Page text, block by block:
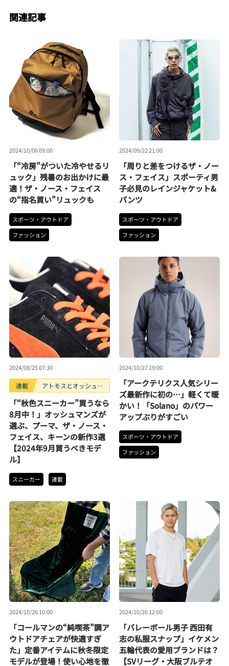
関連記事
2024/10/06 09:00
「“冷房”がついた冷やせるリ
ュック」残暑のお出かけに最
適！ザ・ノース・フェイス
の“指名買い”リュックも
スポーツ・アウトドア
ファッション
2024/09/22 21:00
「周りと差をつけるザ・ノー
ス・フェイス」スポーティ男
子必見のレインジャケット&
パンツ
スポーツ・アウトドア
ファッション
2024/08/25 07:30
連載
アトモスとオッシュマ
スニーカー3選。
「“秋色スニーカー”買うなら
8月中！」オッシュマンズが
選ぶ、プーマ、ザ・ノース・
フェイス、キーンの新作3選
【2024年9月買うべきモデ
ル】
スニーカー 連載
2024/10/27 19:00
「アークテリクス人気シリー
ズ最新作に初の…」軽くて暖
かい！「Solano」のパワー
アップぶりがすごい
スポーツ・アウトドア
ファッション
2024/10/26 10:00
「コールマンの“純喫茶”調ア
ウトドアチェアが快適すぎ
た」定番アイテムに秋冬限定
モデルが登場！使い心地を徹
2024/10/26 12:00
「バレーボール男子 西田有
志の私服スナップ」イケメン
五輪代表の愛用ブランドは？
【SVリーグ・大阪ブルテオ